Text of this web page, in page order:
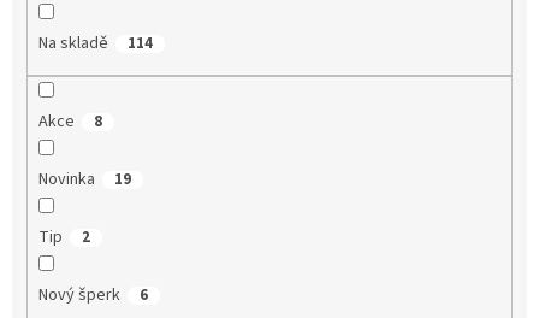
Na skladě 114
Akce 8
Novinka 19
Tip 2
Nový šperk 6